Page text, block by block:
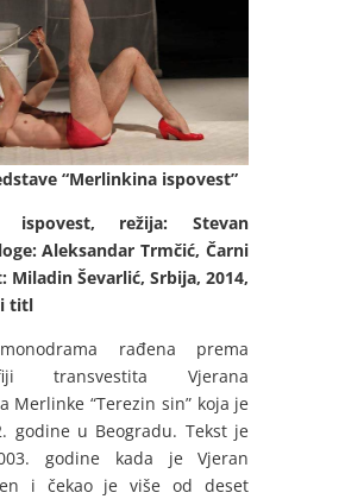
“Merlinkina ispovest”
ispovest, režija: Stevan
Aleksandar Trmčić, Čarni
Miladin Ševarlić, Srbija, 2014,
titl
rađena prema
transvestita Vjerana
Merlinke “Terezin sin” koja je
godine u Beogradu. Tekst je
godine kada je Vjeran
i čekao je više od deset